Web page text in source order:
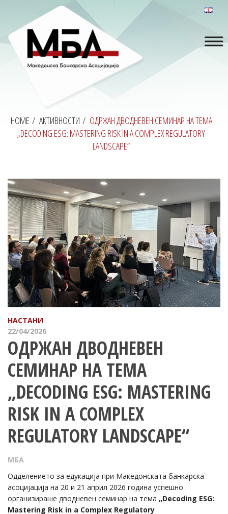
HOME / АКТИВНОСТИ / ОДРЖАН ДВОДНЕВЕН СЕМИНАР НА ТЕМА
„DECODING ESG: MASTERING RISK IN A COMPLEX REGULATORY
LANDSCAPE“
НАСТАНИ
22/04/2026
ОДРЖАН ДВОДНЕВЕН
СЕМИНАР НА ТЕМА
„DECODING ESG: MASTERING
RISK IN A COMPLEX
REGULATORY LANDSCAPE“
МБА
Одделението за едукација при Македонската банкарска
асоцијација на 20 и 21 април 2026 година успешно
организираше дводневен семинар на тема „Decoding ESG:
Mastering Risk in a Complex Regulatory